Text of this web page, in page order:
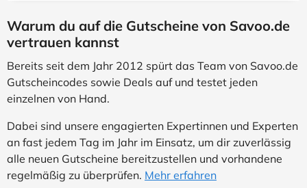
Warum du auf die Gutscheine von Savoo.de
vertrauen kannst
Bereits seit dem Jahr 2012 spürt das Team von Savoo.de
Gutscheincodes sowie Deals auf und testet jeden
einzelnen von Hand.
Dabei sind unsere engagierten Expertinnen und Experten
an fast jedem Tag im Jahr im Einsatz, um dir zuverlässig
alle neuen Gutscheine bereitzustellen und vorhandene
regelmäßig zu überprüfen. Mehr erfahren